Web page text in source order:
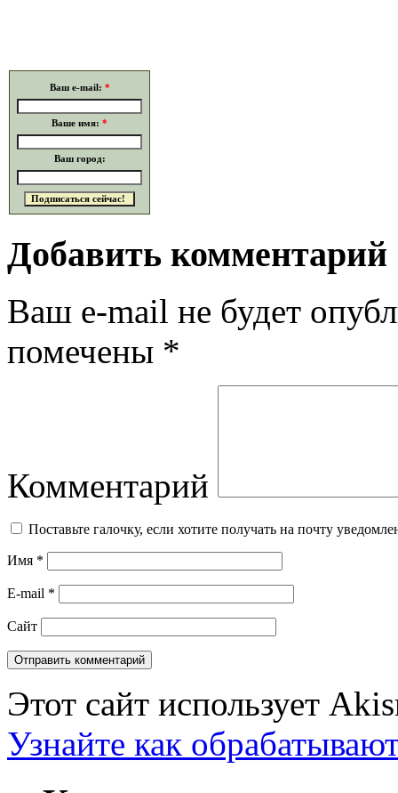
Ваш e-mail: *
Ваше имя: *
Ваш город:
Добавить комментарий
Ваш e-mail не будет
помечены *
Комментарий
Поставьте галочку, если хотите получать на почту
Имя *
E-mail *
Сайт
Этот сайт использует
Узнайте как